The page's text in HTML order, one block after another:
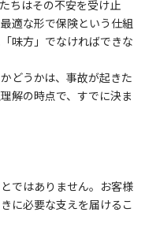
ちはその不安を受け止
適な形で保険という仕組
味方」でなければできな
どうかは、事故が起きた
解の時点で、すでに決ま
ではありません。お客様
に必要な支えを届けるこ